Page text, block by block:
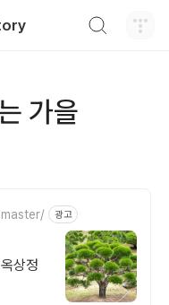
가을
광고
상정